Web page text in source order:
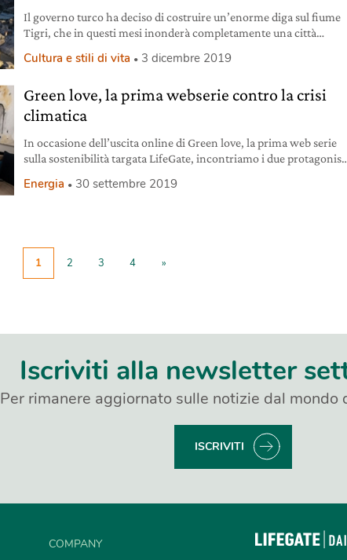
Il governo turco ha deciso di costruire un’enorme diga sul fiume
Tigri, che in questi mesi inonderà completamente una città
Cultura e stili di vita 3 dicembre 2019
Green love, la prima webserie contro la crisi
climatica
In occasione dell’uscita online di Green love, la prima web serie
sulla sostenibilità targata LifeGate, incontriamo i due
piccole scelte con grandi impatti sul pianeta.
Energia 30 settembre 2019
1 2 3 4 »
Iscriviti alla newsletter
Per rimanere aggiornato sulle notizie dal mondo
ISCRIVITI
COMPANY